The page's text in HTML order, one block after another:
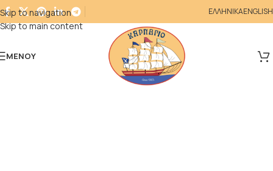
Skip to navigation
Skip to main content
ΕΛΛΗΝΙΚΑENGLISH
ΜΕΝΟΎ